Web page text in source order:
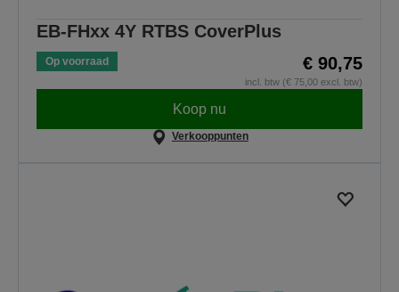
EB-FHxx 4Y RTBS CoverPlus
Op voorraad € 90,75
incl. btw (€ 75,00 excl. btw)
Koop nu
Verkooppunten